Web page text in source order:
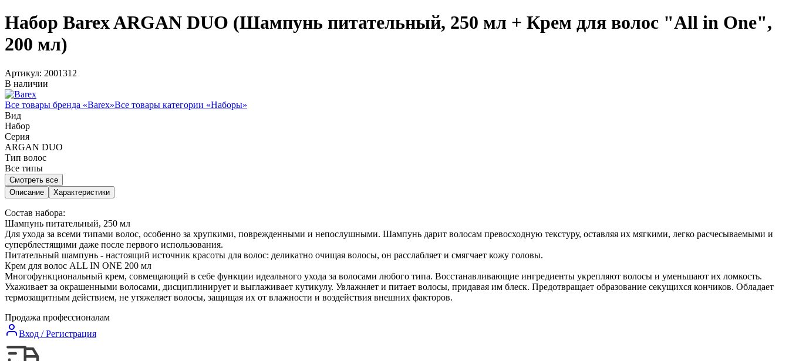
Набор Barex ARGAN DUO (Шампунь питательный, 250 мл + Крем для волос "All in One",
200 мл)
Артикул: 2001312
В наличии
Все товары бренда «Barex»Все товары категории «Наборы»
Вид
Набор
Серия
ARGAN DUO
Тип волос
Все типы
Смотреть все
Описание
Характеристики
Состав набора:
Шампунь питательный, 250 мл
Для ухода за всеми типами волос, особенно за хрупкими, поврежденными и непослушными. Шампунь дарит волосам превосходную текстуру, оставляя их мягкими, легко расчесываемыми и
суперблестящими даже после первого использования.
Питательный шампунь - настоящий источник красоты для волос: деликатно очищая волосы, он расслабляет и смягчает кожу головы.
Крем для волос ALL IN ONE 200 мл
Многофункциональный крем, совмещающий в себе функции идеального ухода за волосами любого типа. Восстанавливающие ингредиенты укрепляют волосы и уменьшают их ломкость.
Ухаживает за окрашенными волосами, дисциплинирует и выглаживает кутикулу. Увлажняет и питает волосы, придавая им блеск. Предотвращает образование секущихся кончиков. Обладает
термозащитным действием, не утяжеляет волосы, защищая их от влажности и воздействия внешних факторов.
Продажа профессионалам
Вход / Регистрация